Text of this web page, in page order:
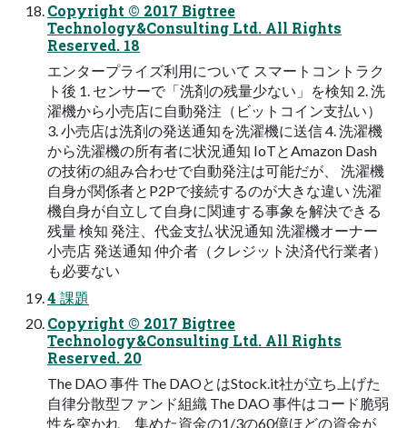
Copyright © 2017 Bigtree
Technology&Consulting Ltd. All Rights
Reserved. 18
エンタープライズ利⽤について スマートコントラク
ト後 1. センサーで「洗剤の残量少ない」を検知 2. 洗
濯機から⼩売店に⾃動発注（ビットコイン⽀払い）
3. ⼩売店は洗剤の発送通知を洗濯機に送信 4. 洗濯機
から洗濯機の所有者に状況通知 IoTとAmazon Dash
の技術の組み合わせで⾃動発注は可能だが、 洗濯機
⾃⾝が関係者とP2Pで接続するのが⼤きな違い 洗濯
機⾃⾝が⾃⽴して⾃⾝に関連する事象を解決できる
残量 検知 発注、代⾦⽀払 状況通知 洗濯機オーナー
⼩売店 発送通知 仲介者（クレジット決済代⾏業者）
も必要ない
4 課題
Copyright © 2017 Bigtree
Technology&Consulting Ltd. All Rights
Reserved. 20
The DAO 事件 The DAOとはStock.it社が⽴ち上げた
⾃律分散型ファンド組織 The DAO 事件はコード脆弱
性を突かれ、集めた資⾦の1/3の60億ほどの資⾦が